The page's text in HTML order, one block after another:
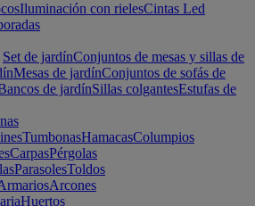
Iluminación con rielesCintas Led
Set de jardínConjuntos de mesas y sillas de
Mesas de jardínConjuntos de sofás de
de jardínSillas colgantesEstufas de
TumbonasHamacasColumpios
CarpasPérgolas
ParasolesToldos
Arcones
Huertos